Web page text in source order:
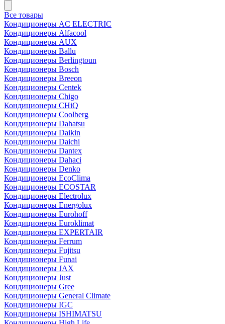
Все товары
Кондиционеры AC ELECTRIC
Кондиционеры Alfacool
Кондиционеры AUX
Кондиционеры Ballu
Кондиционеры Berlingtoun
Кондиционеры Bosch
Кондиционеры Breeon
Кондиционеры Centek
Кондиционеры Chigo
Кондиционеры CHiQ
Кондиционеры Coolberg
Кондиционеры Dahatsu
Кондиционеры Daikin
Кондиционеры Daichi
Кондиционеры Dantex
Кондиционеры Dahaci
Кондиционеры Denko
Кондиционеры EcoClima
Кондиционеры ECOSTAR
Кондиционеры Electrolux
Кондиционеры Energolux
Кондиционеры Eurohoff
Кондиционеры Euroklimat
Кондиционеры EXPERTAIR
Кондиционеры Ferrum
Кондиционеры Fujitsu
Кондиционеры Funai
Кондиционеры JAX
Кондиционеры Just
Кондиционеры Gree
Кондиционеры General Climate
Кондиционеры IGC
Кондиционеры ISHIMATSU